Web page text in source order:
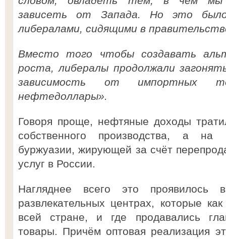
зависеть от Запада. Но это
либералами, сидящими в
Вместо того чтобы создавать
роста, либералы продолжали
зависимость от импортных
нефтедоллары».
Говоря проще, нефтяные доходы
собственного производства, а на
буржуазии, жирующей за счёт
услуг в России.
Нагляднее всего это проявилось
развлекательных центрах, которые
всей стране, и где продавались
товары. Причём оптовая реализация